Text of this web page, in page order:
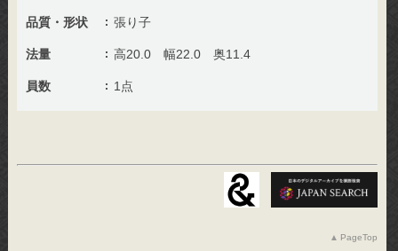
品質・形状 張り子
法量 高20.0 幅22.0 奥11.4
員数 1点
PageTop